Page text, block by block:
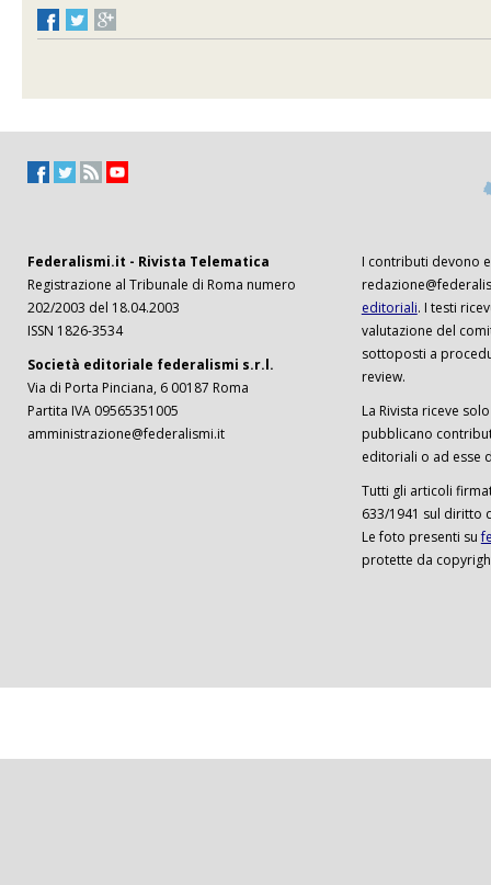
Federalismi.it - Rivista Telematica
Registrazione al Tribunale di Roma numero
202/2003 del 18.04.2003
ISSN 1826-3534
Società editoriale federalismi s.r.l.
Via di Porta Pinciana, 6 00187 Roma
Partita IVA 09565351005
amministrazione@federalismi.it
I contributi devono
editoriali. I testi
valutazione del
sottoposti a
review.
La Rivista riceve
pubblicano
editoriali o ad esse
Tutti gli articoli
633/1941 sul diritto
Le foto presenti su
protette da